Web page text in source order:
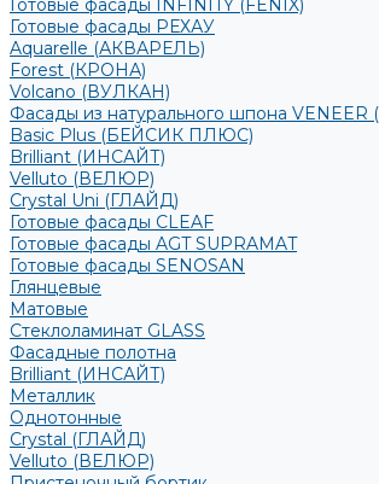
Готовые фасады INFINITY (FENIX)
Готовые фасады РЕХАУ
Aquarelle (АКВАРЕЛЬ)
Forest (КРОНА)
Volcano (ВУЛКАН)
Фасады из натурального шпона
Basic Plus (БЕЙСИК ПЛЮС)
Brilliant (ИНСАЙТ)
Velluto (ВЕЛЮР)
Crystal Uni (ГЛАЙД)
Готовые фасады CLEAF
Готовые фасады AGT SUPRAMAT
Готовые фасады SENOSAN
Глянцевые
Матовые
Стеклоламинат GLASS
Фасадные полотна
Brilliant (ИНСАЙТ)
Металлик
Однотонные
Crystal (ГЛАЙД)
Velluto (ВЕЛЮР)